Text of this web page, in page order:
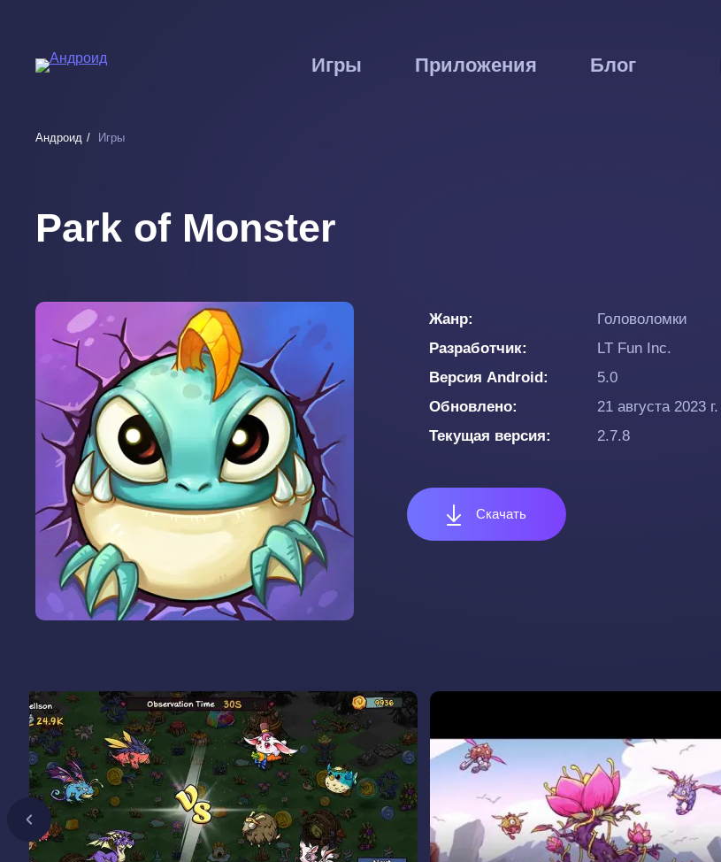
основному
Игры Приложения Блог
Андроид Игры
Park of Monster
Жанр
Головоломки
Разработчик
LT Fun Inc.
Версия Android
5.0
Обновлено
21 августа 2023 г.
Текущая версия
2.7.8
Скачать